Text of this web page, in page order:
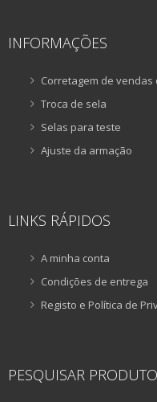
INFORMAÇÕES
Corretagem de vendas
Troca de sela
Selas para teste
Ajuste da armação
LINKS RÁPIDOS
A minha conta
Condições de entrega
Registo e Política de
PESQUISAR